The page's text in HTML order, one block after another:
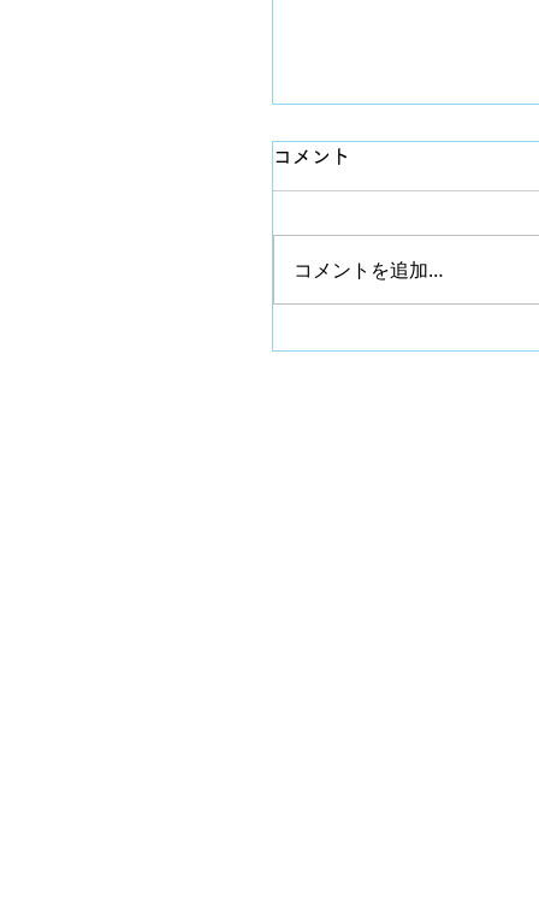
8月スケジュール
コメント
コメントを追加…